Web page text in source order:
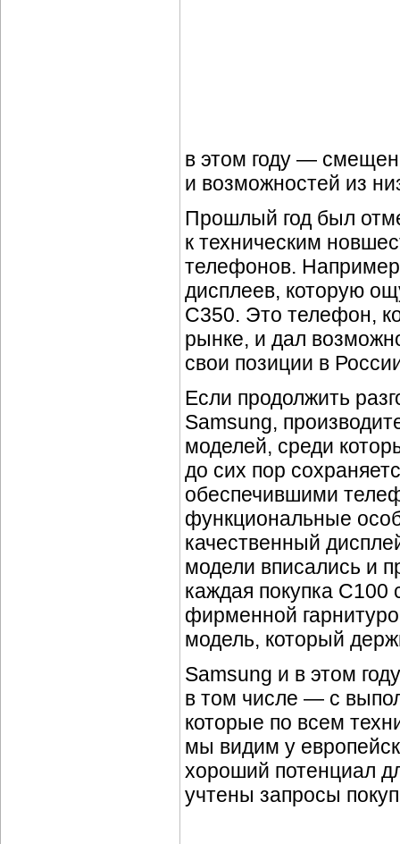
в этом году —
и возможностей из
Прошлый год был
к техническим
телефонов.
дисплеев, которую
C350. Это телефон,
рынке, и дал
свои позиции в
Если продолжить
Samsung,
моделей, среди
до сих пор
обеспечившими
функциональные
качественный
модели вписались и
каждая покупка
фирменной
модель, который
Samsung и в этом
в том числе — с
которые по всем
мы видим у
хороший потенциал
учтены запросы